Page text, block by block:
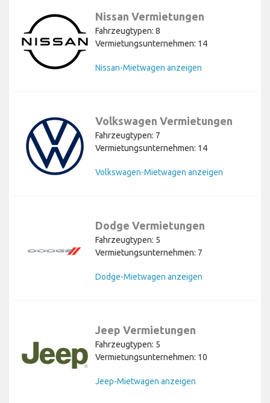
Nissan Vermietungen
Fahrzeugtypen: 8
Vermietungsunternehmen: 14
Nissan-Mietwagen anzeigen
Volkswagen Vermietungen
Fahrzeugtypen: 7
Vermietungsunternehmen: 14
Volkswagen-Mietwagen anzeigen
Dodge Vermietungen
Fahrzeugtypen: 5
Vermietungsunternehmen: 7
Dodge-Mietwagen anzeigen
Jeep Vermietungen
Fahrzeugtypen: 5
Vermietungsunternehmen: 10
Jeep-Mietwagen anzeigen